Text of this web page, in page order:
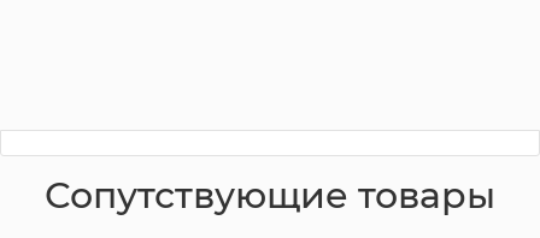
Сопутствующие товары